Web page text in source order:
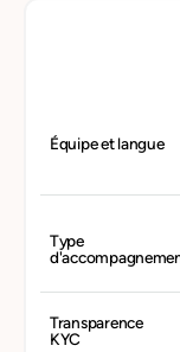
Équipe et langue
Type
Transparence
KYC